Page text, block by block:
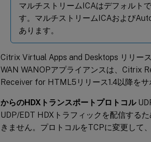
マルチストリームICAはデフォルト
す。マルチストリームICAおよび
あります。
Citrix Virtual Apps and Desktops リリー
WAN WANOPアプライアンスは、Citrix
Receiver for HTML5リリース1.4以降をサ
からのHDXトランスポートプロトコル
UDP/EDT HDXトラフィックを配信する
きません。プロトコルをTCPに変更して